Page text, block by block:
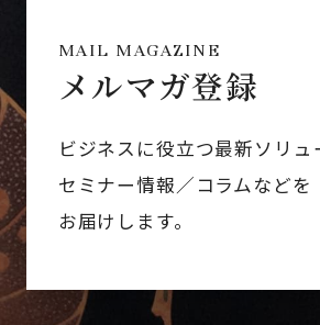
MAIL MAGAZINE
メルマガ登録
ビジネスに役立つ最新ソリュ
セミナー情報／コラムなどを
お届けします。